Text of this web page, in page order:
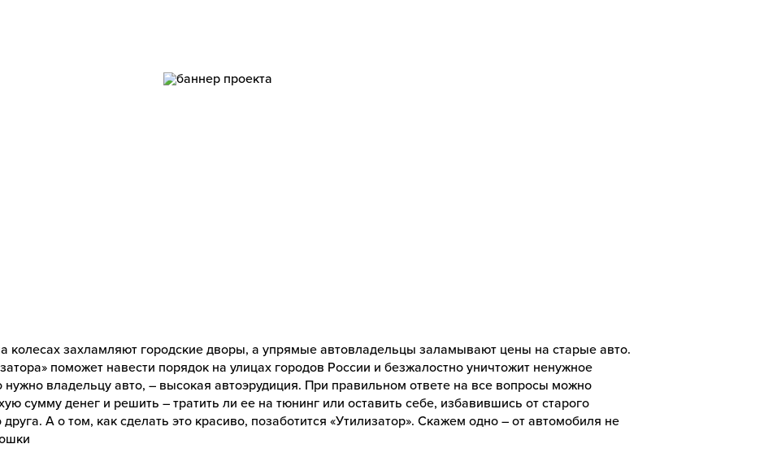
колесах захламляют городские дворы, а упрямые автовладельцы заламывают цены на старые авто.
поможет навести порядок на улицах городов России и безжалостно уничтожит ненужное
нужно владельцу авто, – высокая автоэрудиция. При правильном ответе на все вопросы можно
сумму денег и решить – тратить ли ее на тюнинг или оставить себе, избавившись от старого
друга. А о том, как сделать это красиво, позаботится «Утилизатор». Скажем одно – от автомобиля не